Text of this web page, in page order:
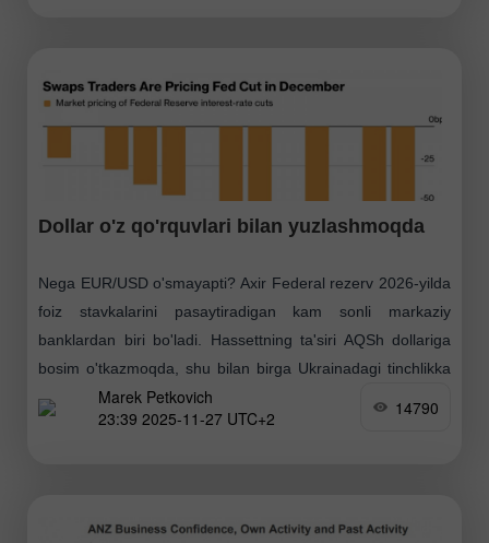
Dollar o'z qo'rquvlari bilan yuzlashmoqda
Nega EUR/USD o'smayapti? Axir Federal rezerv 2026-yilda
foiz stavkalarini pasaytiradigan kam sonli markaziy
banklardan biri bo'ladi. Hassettning ta'siri AQSh dollariga
bosim o'tkazmoqda, shu bilan birga Ukrainadagi tinchlikka
bo'lgan umidlar barcha
Marek Petkovich
23:39 2025-11-27 UTC+2
14790